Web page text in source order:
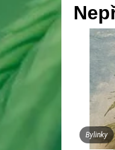
Bylinky